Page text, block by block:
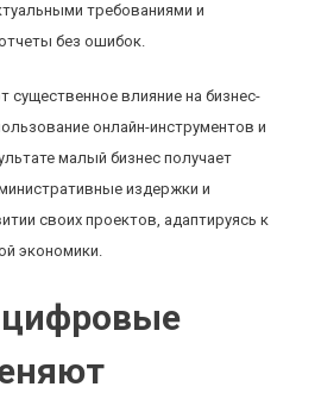
требованиями и
без ошибок.
существенное влияние на бизнес-
онлайн-инструментов и
малый бизнес получает
издержки и
своих проектов, адаптируясь к
экономики.